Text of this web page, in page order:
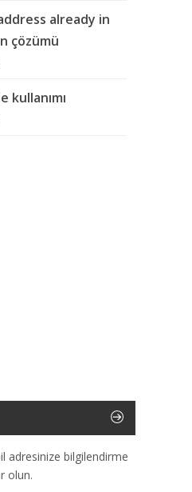
address already in
çözümü
kullanımı
adresinize bilgilendirme
olun.